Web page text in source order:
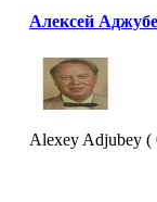
Алексей
Alexey Adjubey (